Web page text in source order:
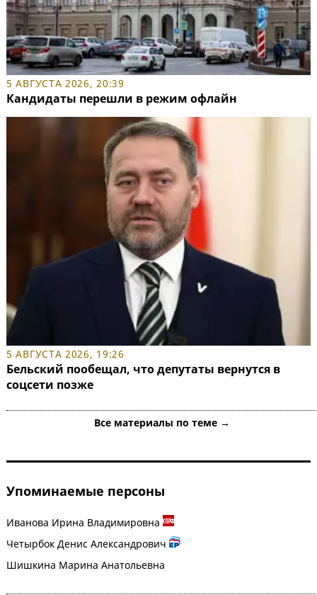
5 АВГУСТА 2026, 20:39
Кандидаты перешли в режим офлайн
5 АВГУСТА 2026, 19:26
Бельский пообещал, что депутаты вернутся в
соцсети позже
Все материалы по теме →
Упоминаемые персоны
Иванова Ирина Владимировна
Четырбок Денис Александрович
Шишкина Марина Анатольевна